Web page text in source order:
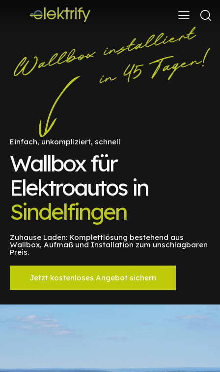
Einfach, unkompliziert, schnell
Wallbox für
Elektroautos in
Sindelfingen
Zuhause Laden: Komplettlösung bestehend aus
Wallbox, Aufmaß und Installation zum unschlagbaren
Preis.
Jetzt kostenloses Angebot sichern